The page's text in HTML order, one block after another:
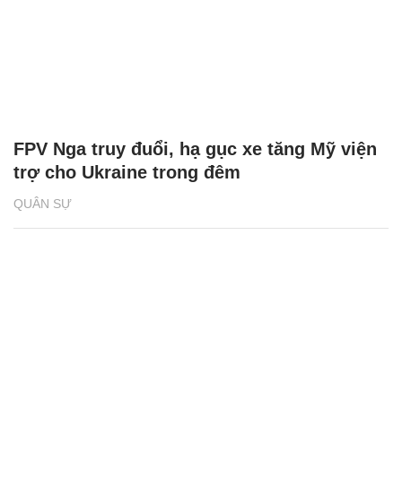
QUÂN SỰ
FPV Nga truy đuổi, hạ gục xe tăng Mỹ viện
trợ cho Ukraine trong đêm